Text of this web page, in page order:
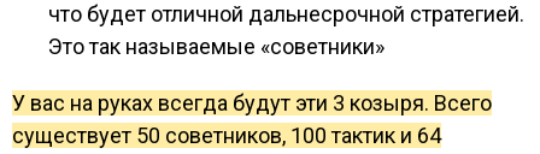
что будет отличной дальнесрочной стратегией.
Это так называемые «советники»
У вас на руках всегда будут эти 3 козыря. Всего
существует 50 советников, 100 тактик и 64